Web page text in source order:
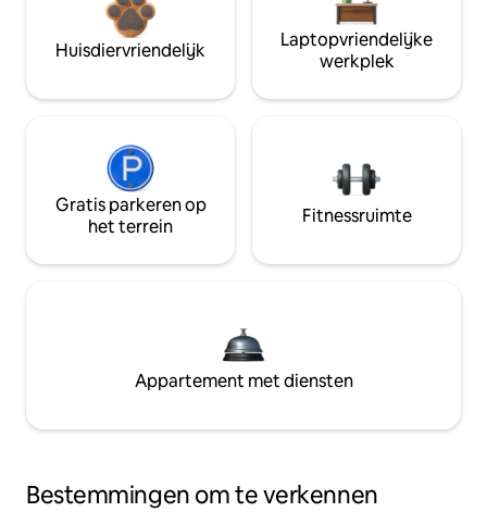
Huisdiervriendelijk
Laptopvriendelijke
werkplek
Gratis parkeren op
het terrein
Fitnessruimte
Appartement met diensten
Bestemmingen om te verkennen